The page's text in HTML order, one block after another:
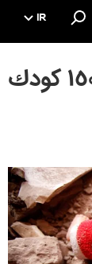
IR
با دخالت عربستان در يمن ١٥٠٠ كودك